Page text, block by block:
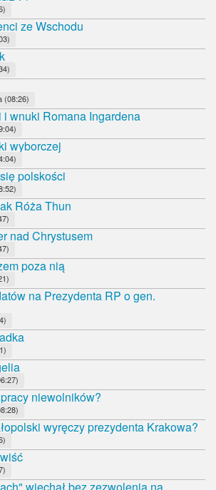
ze Wschodu
(08:26)
wnuki Romana Ingardena
wyborczej
polskości
Róża Thun
nad Chrystusem
poza nią
na Prezydenta RP o gen.
niewolników?
wyręczy prezydenta Krakowa?
wjechał bez zezwolenia na